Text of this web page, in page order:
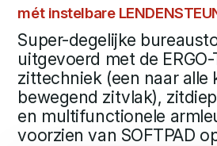
mét instelbare
Super-degelijke
uitgevoerd met de ERGO-
zittechniek (een naar alle
bewegend zitvlak),
en multifunctionele
voorzien van SOFTPAD